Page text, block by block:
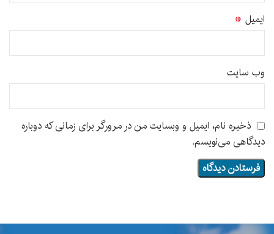
ایمیل *
وب‌ سایت
ذخیره نام، ایمیل و وبسایت من در مرورگر برای زمانی که دوباره
دیدگاهی می‌نویسم.